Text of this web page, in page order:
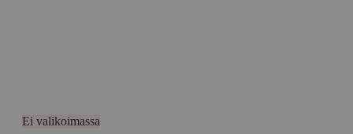
Ei valikoimassa